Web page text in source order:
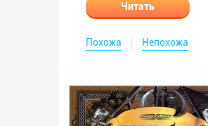
Читать
Похожа Непохожа